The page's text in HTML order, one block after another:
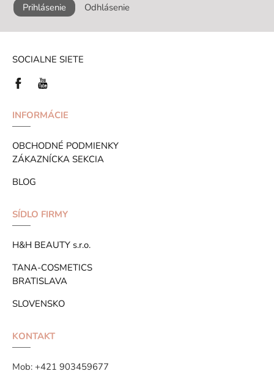
Prihlásenie Odhlásenie
SOCIALNE SIETE
INFORMÁCIE
OBCHODNÉ PODMIENKY
ZÁKAZNÍCKA SEKCIA
BLOG
SÍDLO FIRMY
H&H BEAUTY s.r.o.
TANA-COSMETICS
BRATISLAVA
SLOVENSKO
KONTAKT
Mob: +421 903459677